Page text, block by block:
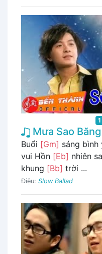
Mưa Sao Băng
Buổi [Gm] sáng bình
vui Hồn [Eb] nhiên
khung [Bb] trời ...
Điệu: Slow Ballad